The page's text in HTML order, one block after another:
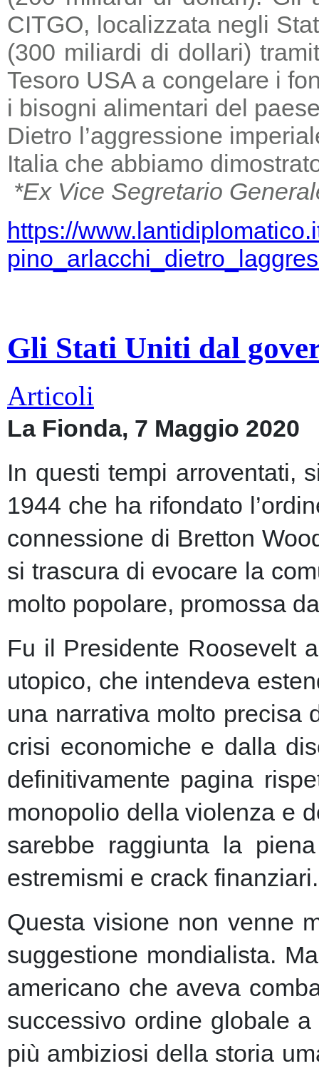
CITGO, localizzata negli
(300 miliardi di dollari)
Tesoro USA a congelare i
i bisogni alimentari del
Dietro l’aggressione
Italia che abbiamo
*Ex Vice Segretario
https://
Gli Stati Uniti dal
Articoli
La Fionda, 7 Maggio 2020
In questi tempi arroventati,
1944 che ha rifondato
connessione di Bretton
si trascura di evocare la
molto popolare, promossa
Fu il Presidente Roosevelt
utopico, che intendeva
una narrativa molto precisa
crisi economiche e dalla
definitivamente pagina
monopolio della violenza e
sarebbe raggiunta la
estremismi e crack finanziari.
Questa visione non venne
suggestione mondialista.
americano che aveva
successivo ordine globale
più ambiziosi della storia